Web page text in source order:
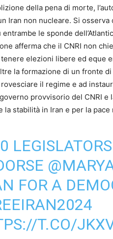
della pena di morte,
Iran non nucleare. Si
le sponde
afferma che il CNRI non
elezioni libere ed eque
la formazione di un fronte
il regime e ad
provvisorio del CNRI e
la stabilità in Iran e per la pace
FOR A
T.CO/